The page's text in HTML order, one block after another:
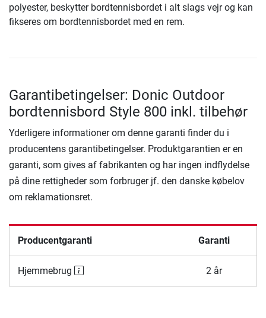
polyester, beskytter bordtennisbordet i alt slags vejr og kan
fikseres om bordtennisbordet med en rem.
Garantibetingelser: Donic Outdoor
bordtennisbord Style 800 inkl. tilbehør
Yderligere informationer om denne garanti finder du i
producentens garantibetingelser. Produktgarantien er en
garanti, som gives af fabrikanten og har ingen indflydelse
på dine rettigheder som forbruger jf. den danske købelov
om reklamationsret.
Producentgaranti Garanti
Hjemmebrug 2 år